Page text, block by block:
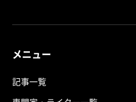
メニュー
記事一覧